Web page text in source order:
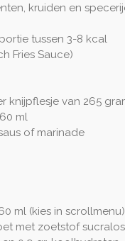
kruiden en
tussen 3-8 kcal
Fries Sauce)
knijpflesje van 265
ml
of marinade
ml (kies in scrollmenu)
met zoetstof